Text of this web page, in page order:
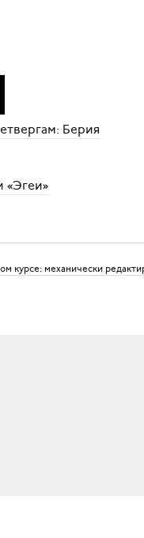
Берия
«Эгеи»
курсе: механически